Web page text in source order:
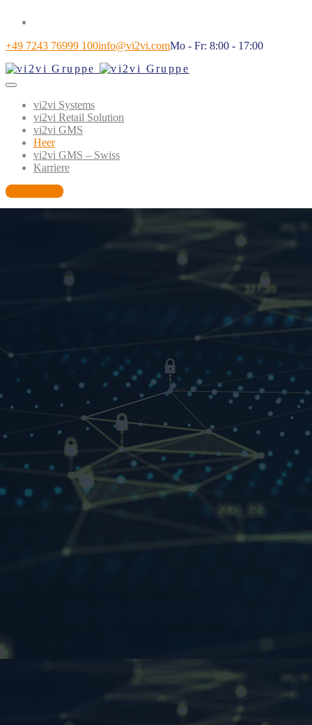
+49 7243 76999 100info@vi2vi.comMo - Fr: 8:00 - 17:00
vi2vi Systems
vi2vi Retail Solution
vi2vi GMS
Heer
vi2vi GMS – Swiss
Karriere
Job gesucht?